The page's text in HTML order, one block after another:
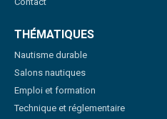
THÉMATIQUES
Nautisme durable
Salons nautiques
Emploi et formation
Technique et réglementaire